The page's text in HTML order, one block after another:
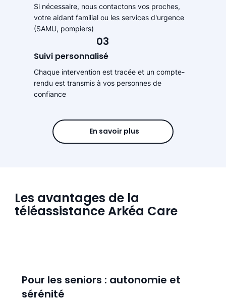
Les avantages de la
téléassistance Arkéa Care
Pour les seniors : autonomie et
sérénité
Si nécessaire, nous contactons vos proches,
votre aidant familial ou les services d'urgence
(SAMU, pompiers)
03
Suivi personnalisé
Chaque intervention est tracée et un compte-
rendu est transmis à vos personnes de
confiance
En savoir plus